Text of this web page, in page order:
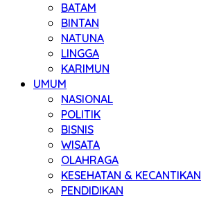
BATAM
BINTAN
NATUNA
LINGGA
KARIMUN
UMUM
NASIONAL
POLITIK
BISNIS
WISATA
OLAHRAGA
KESEHATAN & KECANTIKAN
PENDIDIKAN